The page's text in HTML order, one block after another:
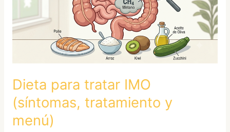
Dieta para tratar IMO
(síntomas, tratamiento y
menú)
tratamiento
menú)